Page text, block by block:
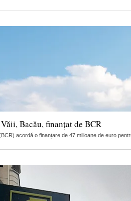
Bacău, finanțat de BCR
acordă o finanțare de 47 milioane de euro